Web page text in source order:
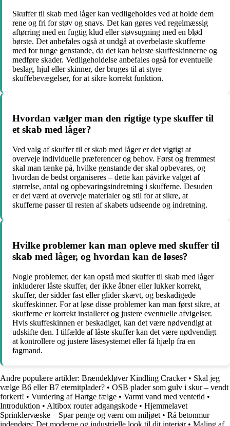
Skuffer til skab med låger kan vedligeholdes ved at holde dem
rene og fri for støv og snavs. Det kan gøres ved regelmæssig
aftørring med en fugtig klud eller støvsugning med en blød
børste. Det anbefales også at undgå at overbelaste skufferne
med for tunge genstande, da det kan belaste skuffeskinnerne og
medføre skader. Vedligeholdelse anbefales også for eventuelle
beslag, hjul eller skinner, der bruges til at styre
skuffebevægelser, for at sikre korrekt funktion.
Hvordan vælger man den rigtige type skuffer til
et skab med låger?
Ved valg af skuffer til et skab med låger er det vigtigt at
overveje individuelle præferencer og behov. Først og fremmest
skal man tænke på, hvilke genstande der skal opbevares, og
hvordan de bedst organiseres – dette kan påvirke valget af
størrelse, antal og opbevaringsindretning i skufferne. Desuden
er det værd at overveje materialer og stil for at sikre, at
skufferne passer til resten af skabets udseende og indretning.
Hvilke problemer kan man opleve med skuffer til
skab med låger, og hvordan kan de løses?
Nogle problemer, der kan opstå med skuffer til skab med låger
inkluderer låste skuffer, der ikke åbner eller lukker korrekt,
skuffer, der sidder fast eller glider skævt, og beskadigede
skuffeskinner. For at løse disse problemer kan man først sikre, at
skufferne er korrekt installeret og justere eventuelle afvigelser.
Hvis skuffeskinnen er beskadiget, kan det være nødvendigt at
udskifte den. I tilfælde af låste skuffer kan det være nødvendigt
at kontrollere og justere låsesystemet eller få hjælp fra en
fagmand.
Andre populære artikler: Brændekløver Kindling Cracker• Skal jeg
vælge B6 eller B7 eternitplader? • OSB plader som gulv i skur – vendt
forkert! • Vurdering af Hartge fælge • Varmt vand med ventetid •
Introduktion • Altibox router adgangskode • Hjemmelavet
Sprinklervæske – Spar penge og værn om miljøet • Rå betonmur
indendørs: Det moderne og industrielle look til dit interiør• Maling af